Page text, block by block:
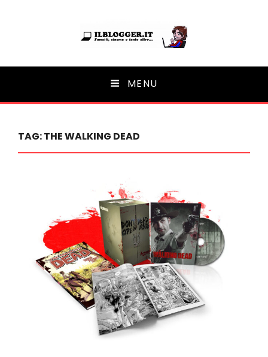
Ilblogger.it
Il portalino di blog | MENU
TAG:THE WALKING DEAD